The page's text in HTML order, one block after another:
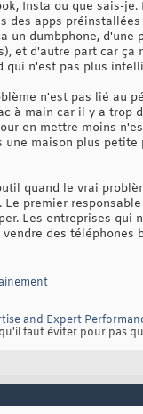
Insta ou que sais-
des apps
un dumbphone,
et d'autre part car
qui n'est pas plus
n'est pas lié au
à main car il y a trop
en mettre moins
une maison plus
quand le vrai
premier
Les entreprises
des
and Expert
faut éviter pour pas